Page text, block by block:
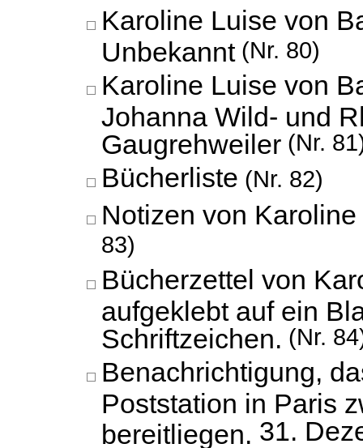
Karoline Luise von
Unbekannt (Nr. 80)
Karoline Luise von
Johanna Wild- und
Gaugrehweiler (Nr.
Bücherliste (Nr. 82)
Notizen von
83)
Bücherzettel von
aufgeklebt auf ein
Schriftzeichen.
(Nr.
Benachrichtigung,
Poststation in Paris
bereitliegen. 31.